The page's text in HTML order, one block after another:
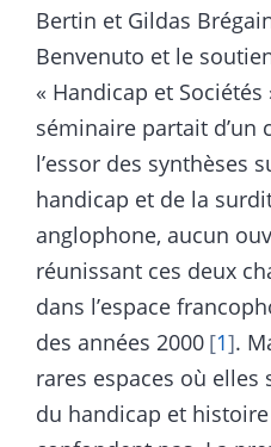
Bertin et Gildas
Benvenuto et le
« Handicap et Sociétés
séminaire partait d’un
l’essor des synthèses
handicap et de la
anglophone, aucun
réunissant ces deux
dans l’espace
des années 2000 1 .
rares espaces où
du handicap et